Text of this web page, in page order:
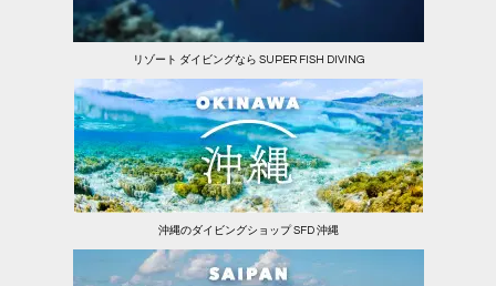
リゾート ダイビングなら SUPER FISH DIVING
沖縄のダイビングショップ SFD 沖縄